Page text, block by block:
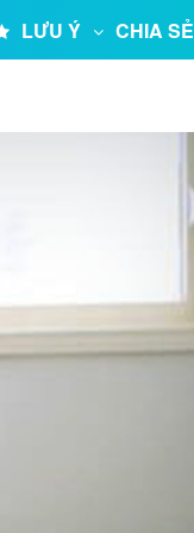
LƯU Ý CHIA SẺ